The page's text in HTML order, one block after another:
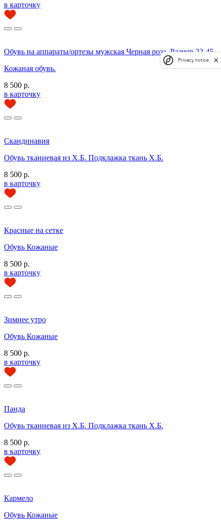
в карточку
Обувь на аппараты/ортезы мужская Черная роза. Размер 22-45
Кожаная обувь.
8 500 р.
в карточку
Скандинавия
Обувь тканиевая из Х.Б. Подклажка ткань Х.Б.
8 500 р.
в карточку
Красные на сетке
Обувь Кожаные
8 500 р.
в карточку
Зимнее утро
Обувь Кожаные
8 500 р.
в карточку
Панда
Обувь тканиевая из Х.Б. Подклажка ткань Х.Б.
8 500 р.
в карточку
Кармело
Обувь Кожаные
Privacy notice